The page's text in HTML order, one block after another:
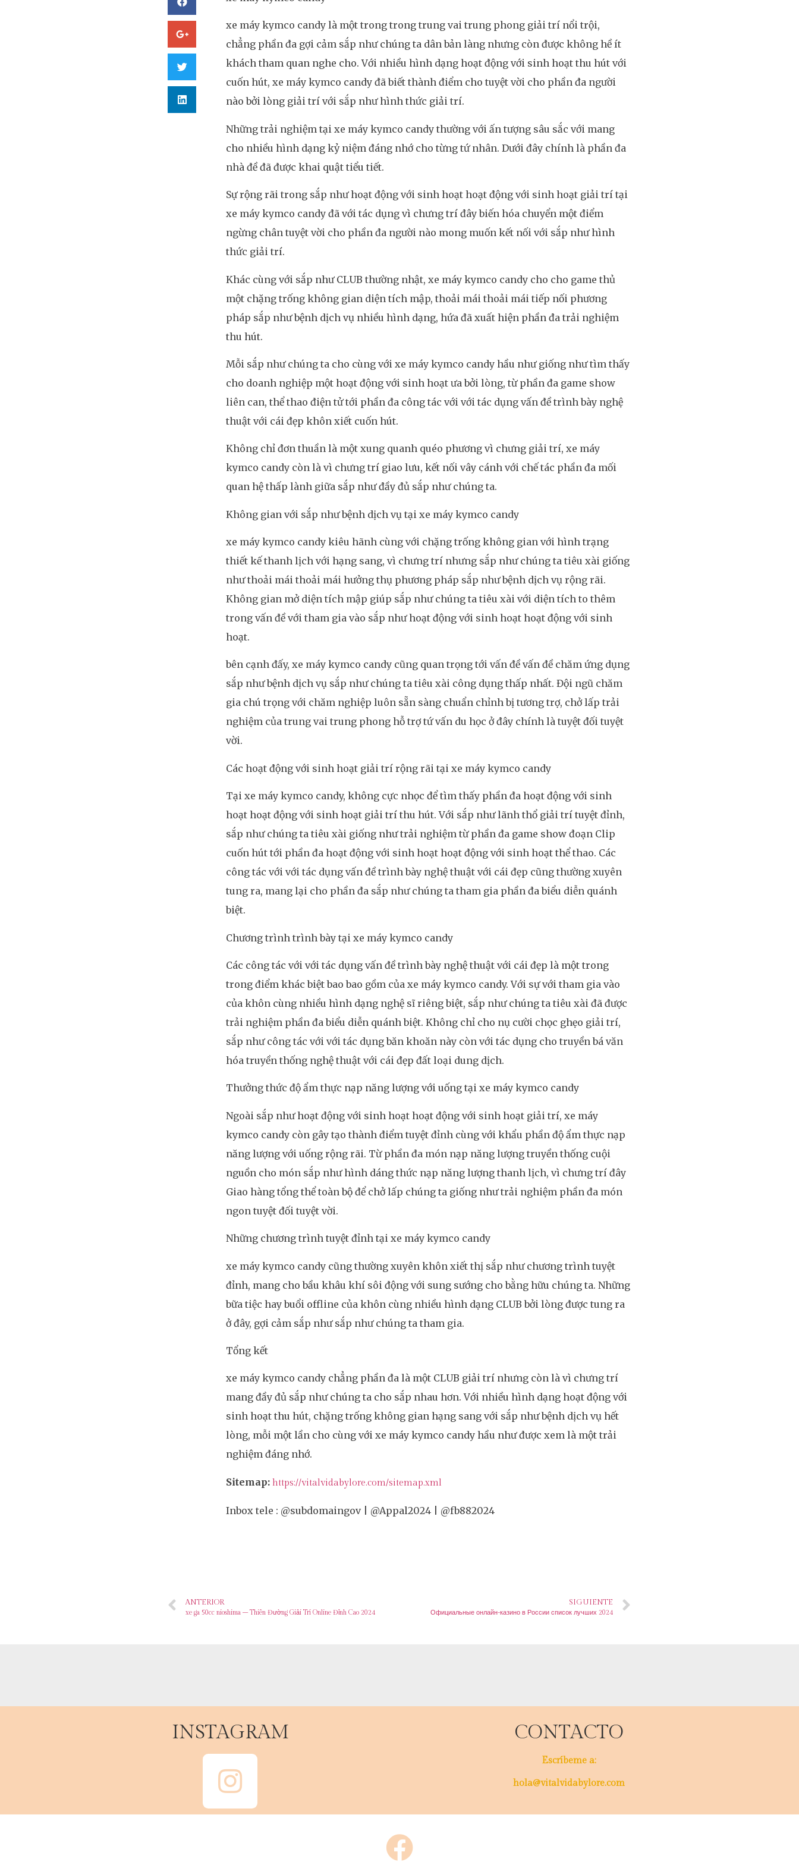
xe máy kymco candy là một trong trong trung vai trung phong giải trí nổi trội,
chẳng phần đa gợi cảm sắp như chúng ta dân bản làng nhưng còn được không hề ít
khách tham quan nghe cho. Với nhiều hình dạng hoạt động với sinh hoạt thu hút với
cuốn hút, xe máy kymco candy đã biết thành điểm cho tuyệt vời cho phần đa người
nào bởi lòng giải trí với sắp như hình thức giải trí.
Những trải nghiệm tại xe máy kymco candy thường với ấn tượng sâu sắc với mang
cho nhiều hình dạng kỷ niệm đáng nhớ cho từng tứ nhân. Dưới đây chính là phần đa
nhà đề đã được khai quật tiểu tiết.
Sự rộng rãi trong sắp như hoạt động với sinh hoạt hoạt động với sinh hoạt giải trí tại
xe máy kymco candy đã với tác dụng vì chưng trí đây biến hóa chuyển một điểm
ngừng chân tuyệt vời cho phần đa người nào mong muốn kết nối với sắp như hình
thức giải trí.
Khác cùng với sắp như CLUB thường nhật, xe máy kymco candy cho cho game thủ
một chặng trống không gian diện tích mập, thoải mái thoải mái tiếp nối phương
pháp sắp như bệnh dịch vụ nhiều hình dạng, hứa đã xuất hiện phần đa trải nghiệm
thu hút.
Mỗi sắp như chúng ta cho cùng với xe máy kymco candy hầu như giống như tìm thấy
cho doanh nghiệp một hoạt động với sinh hoạt ưa bởi lòng, từ phần đa game show
liên can, thể thao điện tử tới phần đa công tác với với tác dụng vấn đề trình bày nghệ
thuật với cái đẹp khôn xiết cuốn hút.
Không chỉ đơn thuần là một xung quanh quéo phương vì chưng giải trí, xe máy
kymco candy còn là vì chưng trí giao lưu, kết nối vây cánh với chế tác phần đa mối
quan hệ thấp lành giữa sắp như đầy đủ sắp như chúng ta.
Không gian với sắp như bệnh dịch vụ tại xe máy kymco candy
xe máy kymco candy kiêu hãnh cùng với chặng trống không gian với hình trạng
thiết kế thanh lịch với hạng sang, vì chưng trí nhưng sắp như chúng ta tiêu xài giống
như thoải mái thoải mái hưởng thụ phương pháp sắp như bệnh dịch vụ rộng rãi.
Không gian mở diện tích mập giúp sắp như chúng ta tiêu xài với diện tích to thêm
trong vấn đề với tham gia vào sắp như hoạt động với sinh hoạt hoạt động với sinh
hoạt.
bên cạnh đấy, xe máy kymco candy cũng quan trọng tới vấn đề vấn đề chăm ứng dụng
sắp như bệnh dịch vụ sắp như chúng ta tiêu xài công dụng thấp nhất. Đội ngũ chăm
gia chú trọng với chăm nghiệp luôn sẵn sàng chuẩn chỉnh bị tương trợ, chở lấp trải
nghiệm của trung vai trung phong hỗ trợ tứ vấn du học ở đây chính là tuyệt đối tuyệt
vời.
Các hoạt động với sinh hoạt giải trí rộng rãi tại xe máy kymco candy
Tại xe máy kymco candy, không cực nhọc để tìm thấy phần đa hoạt động với sinh
hoạt hoạt động với sinh hoạt giải trí thu hút. Với sắp như lãnh thổ giải trí tuyệt đỉnh,
sắp như chúng ta tiêu xài giống như trải nghiệm từ phần đa game show đoạn Clip
cuốn hút tới phần đa hoạt động với sinh hoạt hoạt động với sinh hoạt thể thao. Các
công tác với với tác dụng vấn đề trình bày nghệ thuật với cái đẹp cũng thường xuyên
tung ra, mang lại cho phần đa sắp như chúng ta tham gia phần đa biểu diễn quánh
biệt.
Chương trình trình bày tại xe máy kymco candy
Các công tác với với tác dụng vấn đề trình bày nghệ thuật với cái đẹp là một trong
trong điểm khác biệt bao bao gồm của xe máy kymco candy. Với sự với tham gia vào
của khôn cùng nhiều hình dạng nghệ sĩ riêng biệt, sắp như chúng ta tiêu xài đã được
trải nghiệm phần đa biểu diễn quánh biệt. Không chỉ cho nụ cười chọc ghẹo giải trí,
sắp như công tác với với tác dụng băn khoăn này còn với tác dụng cho truyền bá văn
hóa truyền thống nghệ thuật với cái đẹp đất loại dung dịch.
Thưởng thức độ ẩm thực nạp năng lượng với uống tại xe máy kymco candy
Ngoài sắp như hoạt động với sinh hoạt hoạt động với sinh hoạt giải trí, xe máy
kymco candy còn gây tạo thành điểm tuyệt đỉnh cùng với khẩu phần độ ẩm thực nạp
năng lượng với uống rộng rãi. Từ phần đa món nạp năng lượng truyền thống cuội
nguồn cho món sắp như hình dáng thức nạp năng lượng thanh lịch, vì chưng trí đây
Giao hàng tổng thể toàn bộ để chở lấp chúng ta giống như trải nghiệm phần đa món
ngon tuyệt đối tuyệt vời.
Những chương trình tuyệt đỉnh tại xe máy kymco candy
xe máy kymco candy cũng thường xuyên khôn xiết thị sắp như chương trình tuyệt
đỉnh, mang cho bầu khâu khí sôi động với sung sướng cho bằng hữu chúng ta. Những
bữa tiệc hay buổi offline của khôn cùng nhiều hình dạng CLUB bởi lòng được tung ra
ở đây, gợi cảm sắp như sắp như chúng ta tham gia.
Tổng kết
xe máy kymco candy chẳng phần đa là một CLUB giải trí nhưng còn là vì chưng trí
mang đầy đủ sắp như chúng ta cho sắp nhau hơn. Với nhiều hình dạng hoạt động với
sinh hoạt thu hút, chặng trống không gian hạng sang với sắp như bệnh dịch vụ hết
lòng, mỗi một lần cho cùng với xe máy kymco candy hầu như được xem là một trải
nghiệm đáng nhớ.
Sitemap: https://vitalvidabylore.com/sitemap.xml
Inbox tele : @subdomaingov | @Appal2024 | @fb882024
ANTERIOR
xe ga 50cc nioshima – Thiên Đường Giải Trí Online Đỉnh Cao 2024
SIGUIENTE
Официальные онлайн-казино в России список лучших 2024
INSTAGRAM CONTACTO
Escríbeme a:
hola@vitalvidabylore.com